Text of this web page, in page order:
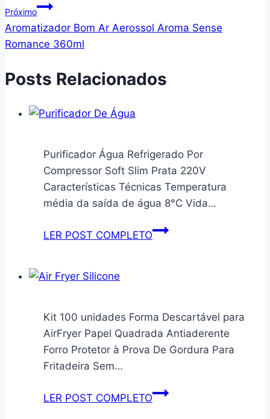
Próximo
Aromatizador Bom Ar Aerossol Aroma Sense
Romance 360ml
Posts Relacionados
Purificador Água Refrigerado Por
Compressor Soft Slim Prata 220V
Características Técnicas Temperatura
média da saída de água 8°C Vida…
LER POST COMPLETOPurificador
Soft
Slim
Prata
Kit 100 unidades Forma Descartável para
AirFryer Papel Quadrada Antiaderente
Forro Protetor à Prova De Gordura Para
Fritadeira Sem…
LER POST COMPLETOKit